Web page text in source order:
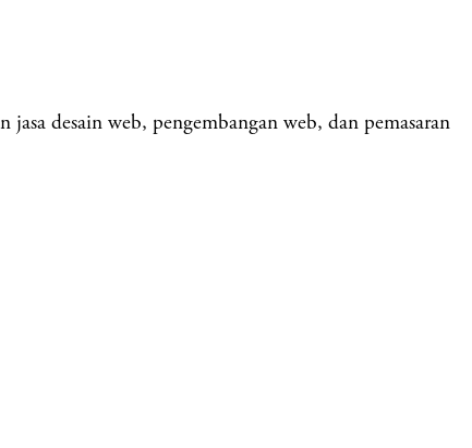
desain web, pengembangan web, dan pemasaran